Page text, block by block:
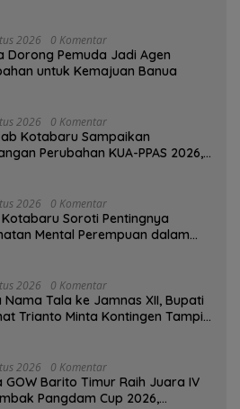
2026 0 Komentar
Dorong Pemuda Jadi Agen
untuk Kemajuan Banua
2026 0 Komentar
Kotabaru Sampaikan
Perubahan KUA-PPAS 2026,
2026 0 Komentar
Kotabaru Soroti Pentingnya
Mental Perempuan dalam
2026 0 Komentar
Nama Tala ke Jamnas XII, Bupati
Trianto Minta Kontingen Tampil
2026 0 Komentar
GOW Barito Timur Raih Juara IV
Pangdam Cup 2026,